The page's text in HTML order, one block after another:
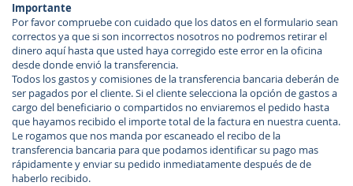
Importante
Por favor compruebe con cuidado que los datos en el formulario sean
correctos ya que si son incorrectos nosotros no podremos retirar el
dinero aquí hasta que usted haya corregido este error en la oficina
desde donde envió la transferencia.
Todos los gastos y comisiones de la transferencia bancaria deberán de
ser pagados por el cliente. Si el cliente selecciona la opción de gastos a
cargo del beneficiario o compartidos no enviaremos el pedido hasta
que hayamos recibido el importe total de la factura en nuestra cuenta.
Le rogamos que nos manda por escaneado el recibo de la
transferencia bancaria para que podamos identificar su pago mas
rápidamente y enviar su pedido inmediatamente después de de
haberlo recibido.